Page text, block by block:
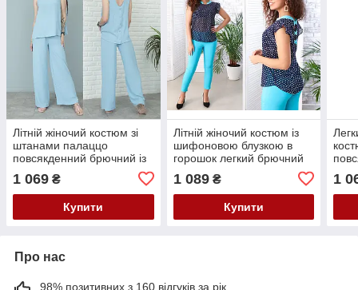
Літній жіночий костюм зі
штанами палаццо
повсякденний брючний із
1 069 ₴
Купити
Літній жіночий костюм із
шифоновою блузкою в
горошок легкий брючний
1 089₴
Купити
1
Про нас
98% позитивних з 160 відгуків за рік